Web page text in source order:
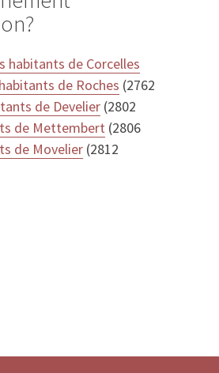
habitants de Corcelles
de Roches (2762
de Develier (2802
de Mettembert (2806
de Movelier (2812